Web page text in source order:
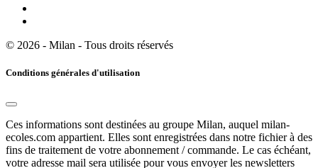
© 2026 - Milan - Tous droits réservés
Conditions générales d'utilisation
Ces informations sont destinées au groupe Milan, auquel milan-
ecoles.com appartient. Elles sont enregistrées dans notre fichier à des
fins de traitement de votre abonnement / commande. Le cas échéant,
votre adresse mail sera utilisée pour vous envoyer les newsletters